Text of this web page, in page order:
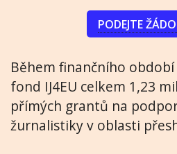
PODEJTE
Během finančního
fond IJ4EU celkem 1,23
přímých grantů na
žurnalistiky v oblasti